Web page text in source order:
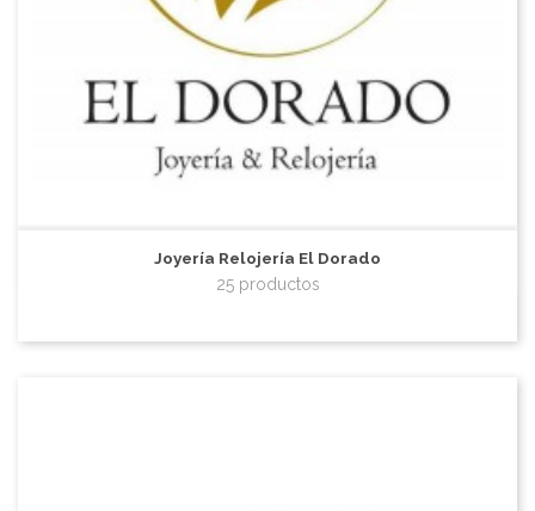
Joyería Relojería El Dorado
25 productos